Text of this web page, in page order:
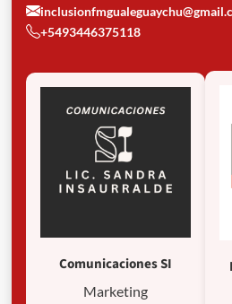
+5493446375118
Comunicaciones SI
Marketing